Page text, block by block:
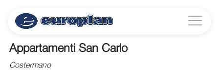
Appartamenti San Carlo
Costermano